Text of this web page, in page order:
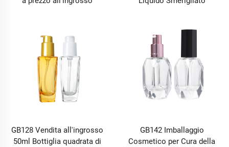
GB128 Vendita all'ingrosso
50ml Bottiglia quadrata di
GB142 Imballaggio
Cosmetico per Cura della